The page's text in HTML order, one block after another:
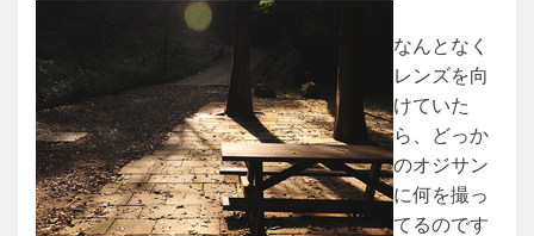
日:
なんとなく
レンズを向
けていた
ら、どっか
のオジサン
に何を撮っ
てるのです